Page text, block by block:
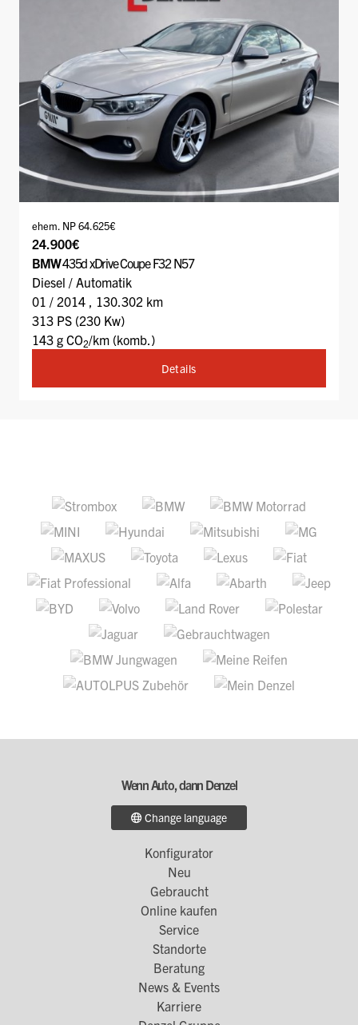
ehem. NP 64.625€
24.900€
BMW435d xDrive Coupe F32 N57
Diesel / Automatik
01 / 2014 , 130.302 km
313 PS (230 Kw)
143 g CO2/km (komb.)
Details
Wenn Auto, dann Denzel
Change language
Konfigurator
Neu
Gebraucht
Online kaufen
Service
Standorte
Beratung
News & Events
Karriere